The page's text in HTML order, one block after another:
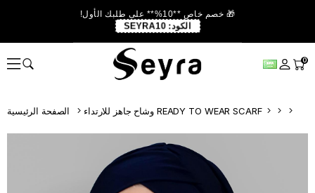
🎁 خصم خاص **10%** على طلبك الأول!
الكود: SEYRA10
0
وشاح جاهز للارتداء READY TO WEAR SCARF